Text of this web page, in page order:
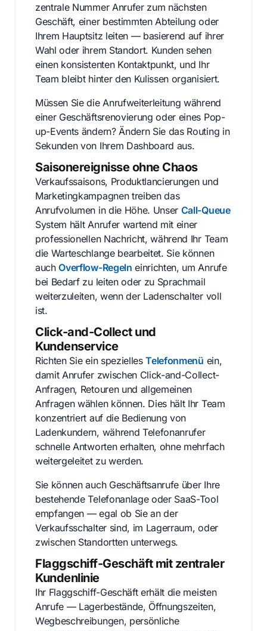
zentrale Nummer Anrufer zum nächsten
Geschäft, einer bestimmten Abteilung oder
Ihrem Hauptsitz leiten — basierend auf ihrer
Wahl oder ihrem Standort. Kunden sehen
einen konsistenten Kontaktpunkt, und Ihr
Team bleibt hinter den Kulissen organisiert.
Müssen Sie die Anrufweiterleitung während
einer Geschäftsrenovierung oder eines Pop-
up-Events ändern? Ändern Sie das Routing in
Sekunden von Ihrem Dashboard aus.
Saisonereignisse ohne Chaos
Verkaufssaisons, Produktlancierungen und
Marketingkampagnen treiben das
Anrufvolumen in die Höhe. Unser Call-Queue
System hält Anrufer wartend mit einer
professionellen Nachricht, während Ihr Team
die Warteschlange bearbeitet. Sie können
auchOverflow-Regeln einrichten, um Anrufe
bei Bedarf zu leiten oder zu Sprachmail
weiterzuleiten, wenn der Ladenschalter voll
ist.
Click-and-Collect und
Kundenservice
Richten Sie ein speziellesTelefonmenü ein,
damit Anrufer zwischen Click-and-Collect-
Anfragen, Retouren und allgemeinen
Anfragen wählen können. Dies hält Ihr Team
konzentriert auf die Bedienung von
Ladenkundern, während Telefonanrufer
schnelle Antworten erhalten, ohne mehrfach
weitergeleitet zu werden.
Sie können auch Geschäftsanrufe über Ihre
bestehende Telefonanlage oder SaaS-Tool
empfangen — egal ob Sie an der
Verkaufsschalter sind, im Lagerraum, oder
zwischen Standortten unterwegs.
Flaggschiff-Geschäft mit zentraler
Kundenlinie
Ihr Flaggschiff-Geschäft erhält die meisten
Anrufe — Lagerbestände, Öffnungszeiten,
Wegbeschreibungen, persönliche